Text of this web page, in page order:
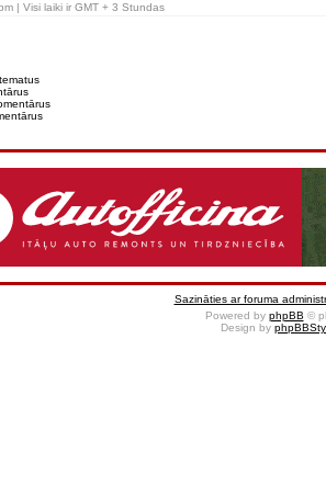
| Visi laiki ir GMT + 3 Stundas
Sazināties ar foruma
Powered by phpBB ©
Design by